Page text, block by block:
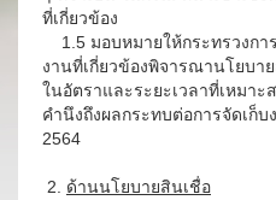
ที่เกี่ยวข้อง
1.5 มอบหมายให้กระทรวงกา
งานที่เกี่ยวข้องพิจารณานโยบา
ในอัตราและระยะเวลาที่เหมาะ
คำนึงถึงผลกระทบต่อการจัดเก็
2564
2. ด้านนโยบายสินเชื่อ